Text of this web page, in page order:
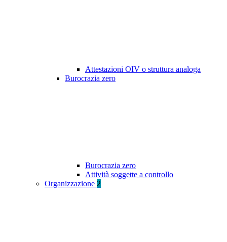
Attestazioni OIV o struttura analoga
Burocrazia zero
Burocrazia zero
Attività soggette a controllo
Organizzazione 2